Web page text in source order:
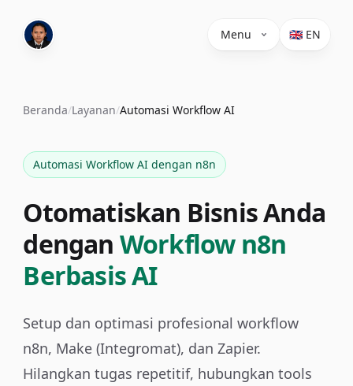
Menu 🇬🇧 EN
Beranda/Layanan/Automasi Workflow AI
Automasi Workflow AI dengan n8n
Otomatiskan Bisnis Anda
dengan Workflow n8n
Berbasis AI
Setup dan optimasi profesional workflow
n8n, Make (Integromat), dan Zapier.
Hilangkan tugas repetitif, hubungkan tools